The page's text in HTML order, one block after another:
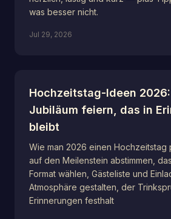
was besser nicht.
Jul 29, 2026
Hochzeitstag-Ideen
Jubiläum feiern, das in
bleibt
Wie man 2026 einen Hochzeitstag
auf den Meilenstein abstimmen,
Format wählen, Gästeliste und
Atmosphäre gestalten, der
Erinnerungen festhalt